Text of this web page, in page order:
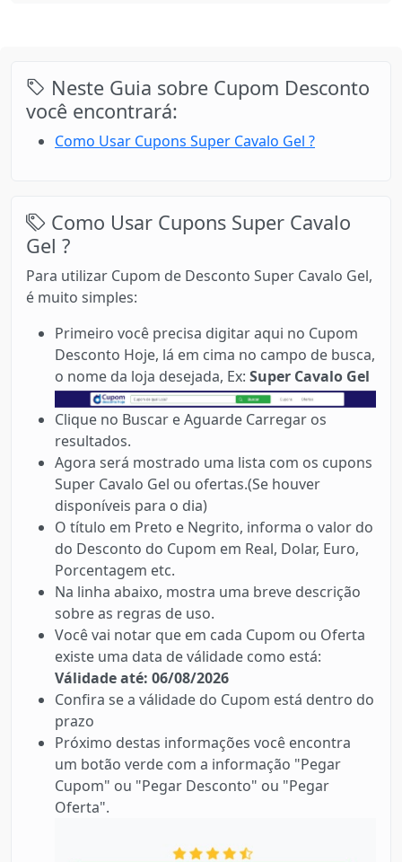
Neste Guia sobre Cupom Desconto
você encontrará:
Como Usar Cupons Super Cavalo Gel ?
Como Usar Cupons Super Cavalo
Gel ?
Para utilizar Cupom de Desconto Super Cavalo Gel,
é muito simples:
Primeiro você precisa digitar aqui no Cupom
Desconto Hoje, lá em cima no campo de busca,
o nome da loja desejada, Ex: Super Cavalo Gel
Clique no Buscar e Aguarde Carregar os
resultados.
Agora será mostrado uma lista com os cupons
Super Cavalo Gel ou ofertas.(Se houver
disponíveis para o dia)
O título em Preto e Negrito, informa o valor do
do Desconto do Cupom em Real, Dolar, Euro,
Porcentagem etc.
Na linha abaixo, mostra uma breve descrição
sobre as regras de uso.
Você vai notar que em cada Cupom ou Oferta
existe uma data de válidade como está:
Válidade até: 06/08/2026
Confira se a válidade do Cupom está dentro do
prazo
Próximo destas informações você encontra
um botão verde com a informação "Pegar
Cupom" ou "Pegar Desconto" ou "Pegar
Oferta".